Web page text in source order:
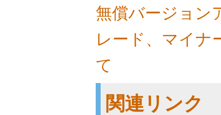
無償バージョン
レード、マイナ
て
関連リンク